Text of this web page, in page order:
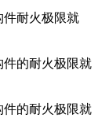
件耐火极限就
件的耐火极限就
件的耐火极限就